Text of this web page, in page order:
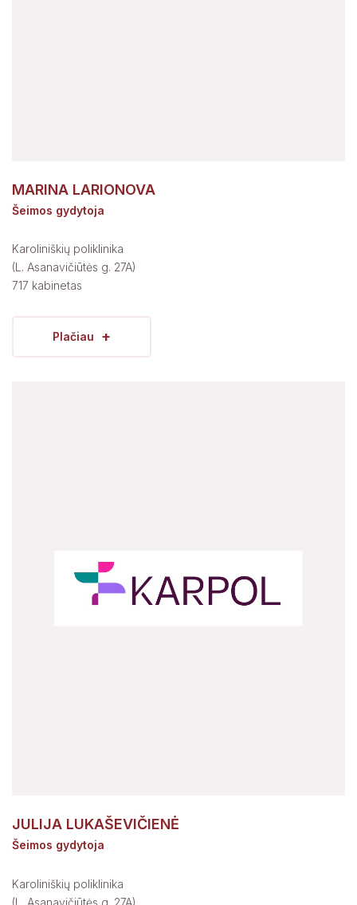
MARINA LARIONOVA
Šeimos gydytoja
Karoliniškių poliklinika
(L. Asanavičiūtės g. 27A)
717 kabinetas
Plačiau +
JULIJA LUKAŠEVIČIENĖ
Šeimos gydytoja
Karoliniškių poliklinika
(L. Asanavičiūtės g. 27A)